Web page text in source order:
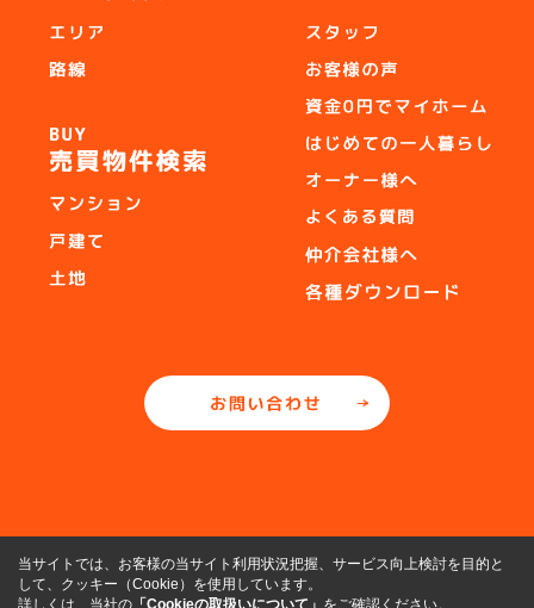
当サイトでは、お客様の当サイト利用状況把握、サービス向上検討を目的と
して、クッキー（Cookie）を使用しています。
詳しくは、当社の 「Cookieの取扱いについて」 をご確認ください。